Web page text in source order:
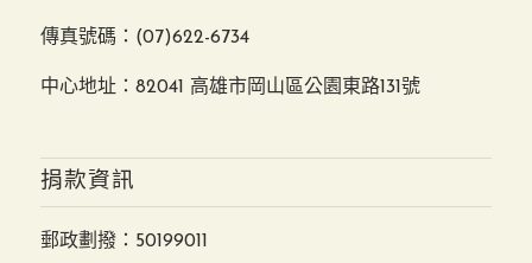
傳真號碼：(07)622-6734
中心地址：82041 高雄市岡山區公園東路131號
捐款資訊
郵政劃撥：50199011